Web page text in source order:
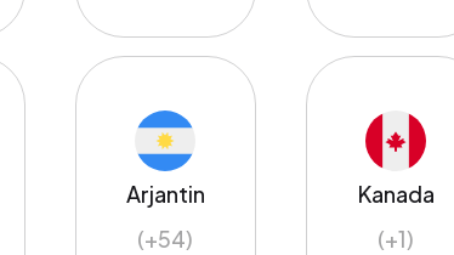
Arjantin
(+54)
Kanada
(+1)